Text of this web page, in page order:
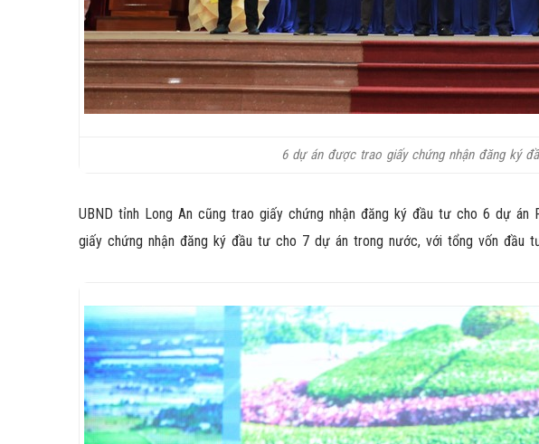
6 dự án được trao giấy chứng nhận đăng ký
UBND tỉnh Long An cũng trao giấy chứng nhận đăng ký đầu tư cho 6 dự
giấy chứng nhận đăng ký đầu tư cho 7 dự án trong nước, với tổng vốn đầu